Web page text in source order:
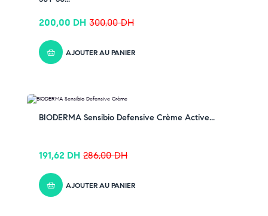
300,00DH
200,00 DH
AJOUTER AU PANIER
BIODERMA Sensibio Defensive Crème Active...
286,00DH
191,62 DH
AJOUTER AU PANIER